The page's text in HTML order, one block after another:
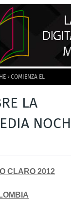
COMIENZA EL
LA
CLARO 2012